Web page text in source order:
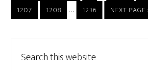
1207
1208 … 1236 NEXT PAGE